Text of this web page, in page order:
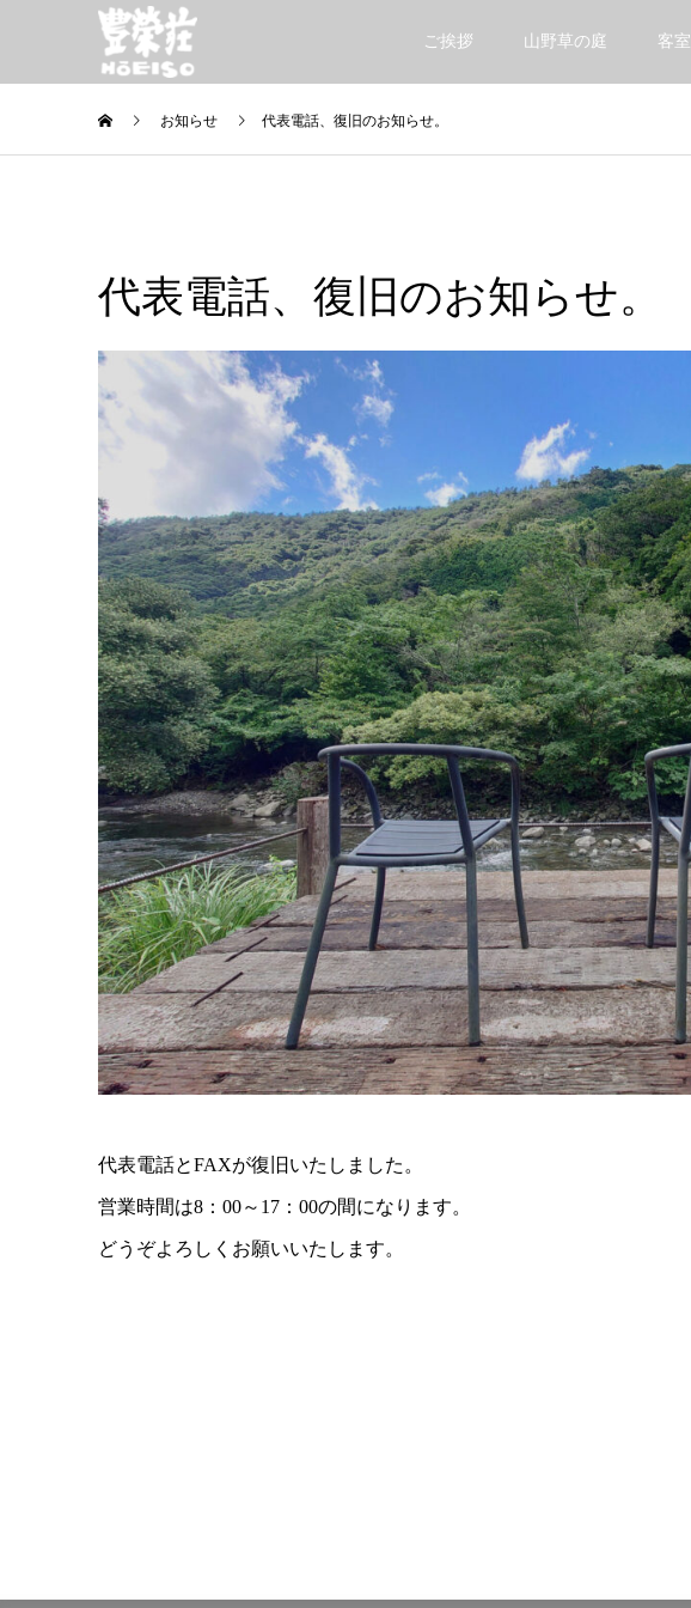
ご挨拶 山野草の庭 客室
お知らせ 代表電話、復旧のお知らせ。
代表電話、復旧のお知らせ。
代表電話とFAXが復旧いたしました。
営業時間は8：00～17：00の間になります。
どうぞよろしくお願いいたします。